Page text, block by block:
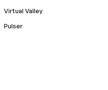
Virtual Valley
Pulser